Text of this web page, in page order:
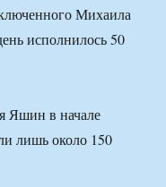
Михаила
исполнилось 50
Яшин в начале
лишь около 150